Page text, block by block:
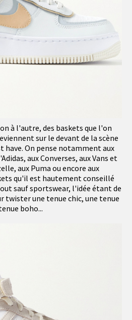
à l'autre, des baskets que l'on
sur le devant de la scène
have. On pense notamment aux
aux Converses, aux Vans et
aux Puma ou encore aux
qu'il est hautement conseillé
sauf sportswear, l'idée étant de
twister une tenue chic, une tenue
boho...